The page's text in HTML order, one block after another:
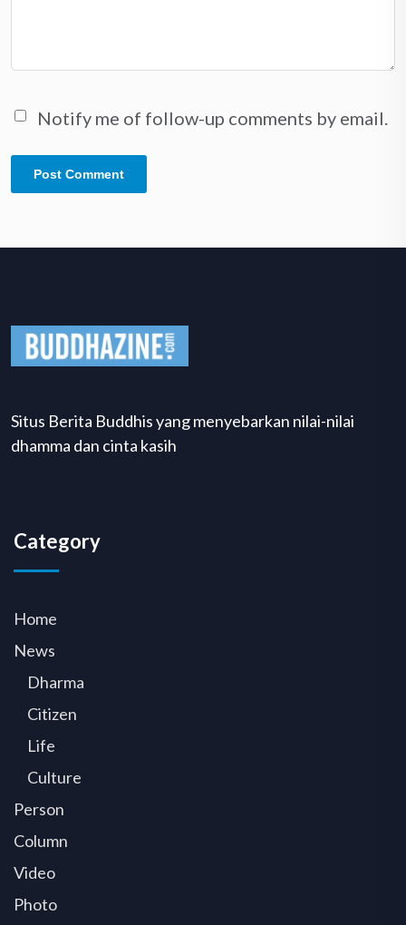
Notify me of follow-up comments by email.
Situs Berita Buddhis yang menyebarkan nilai-nilai
dhamma dan cinta kasih
Category
Home
News
Dharma
Citizen
Life
Culture
Person
Column
Video
Photo